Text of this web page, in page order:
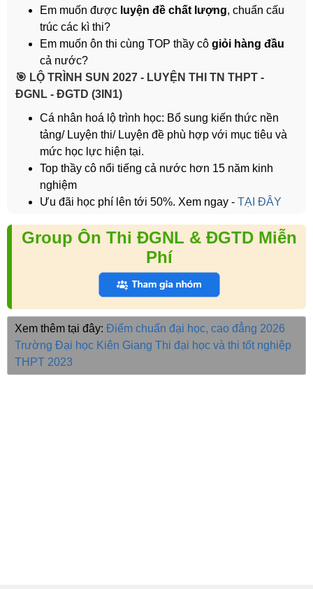
Em muốn được luyện đề chất lượng, chuẩn cấu
trúc các kì thi?
Em muốn ôn thi cùng TOP thầy cô giỏi hàng đầu
cả nước?
️🎯 LỘ TRÌNH SUN 2027 - LUYỆN THI TN THPT -
ĐGNL - ĐGTD (3IN1)
Cá nhân hoá lộ trình học: Bổ sung kiến thức nền
tảng/ Luyện thi/ Luyện đề phù hợp với mục tiêu và
mức học lực hiện tại.
Top thầy cô nổi tiếng cả nước hơn 15 năm kinh
nghiệm
Ưu đãi học phí lên tới 50%. Xem ngay - TẠI ĐÂY
Group Ôn Thi ĐGNL & ĐGTD Miễn
Phí
Xem thêm tại đây: Điểm chuẩn đại học, cao đẳng 2026
Trường Đại học Kiên Giang Thi đại học và thi tốt nghiệp
THPT 2023